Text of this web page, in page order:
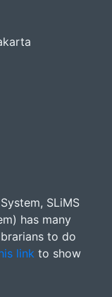
SLiMS
has many
to do
link to show